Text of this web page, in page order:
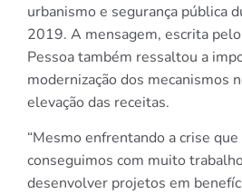
urbanismo e segurança pública
2019. A mensagem, escrita
Pessoa também ressaltou a
modernização dos mecanismos
elevação das receitas.
“Mesmo enfrentando a crise
conseguimos com muito
desenvolver projetos em